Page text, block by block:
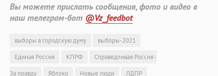
Вы можете прислать сообщения, фото и видео в
наш телеграм-бот @Vz_feedbot
выборы в городскую думу
выборы-2021
Единая Россия
КПРФ
Справедливая Россия -
За правду
Яблоко Новые люди
ЛДПР